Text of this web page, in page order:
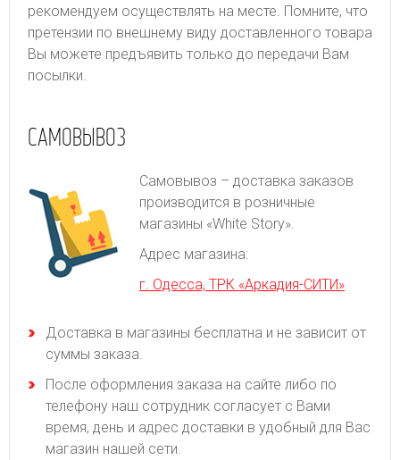
рекомендуем осуществлять на месте. Помните, что
претензии по внешнему виду доставленного товара
Вы можете предъявить только до передачи Вам
посылки.
САМОВЫВОЗ
Самовывоз – доставка заказов
производится в розничные
магазины «White Story».
Адрес магазина:
г. Одесса, ТРК «Аркадия-СИТИ»
Доставка в магазины бесплатна и не зависит от
суммы заказа.
После оформления заказа на сайте либо по
телефону наш сотрудник согласует с Вами
время, день и адрес доставки в удобный для Вас
магазин нашей сети.